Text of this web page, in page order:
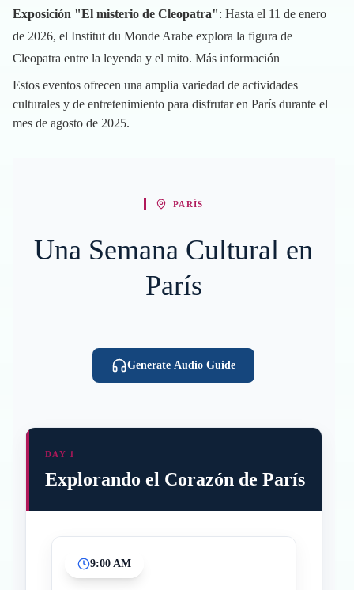
Exposición "El misterio de Cleopatra": Hasta el 11 de enero
de 2026, el Institut du Monde Arabe explora la figura de
Cleopatra entre la leyenda y el mito. Más información
Estos eventos ofrecen una amplia variedad de actividades
culturales y de entretenimiento para disfrutar en París durante el
mes de agosto de 2025.
PARÍS
Una Semana Cultural en
París
Generate Audio Guide
DAY 1
Explorando el Corazón de París
9:00 AM